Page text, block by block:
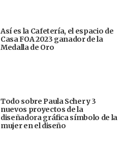
Así es la Cafetería, el espacio de
Casa FOA 2023 ganador de la
Medalla de Oro
Todo sobre Paula Scher y 3
nuevos proyectos de la
diseñadora gráfica símbolo de la
mujer en el diseño